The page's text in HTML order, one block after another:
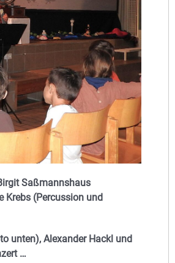
Saßmannshaus
Krebs (Percussion und
unten), Alexander Hackl und
…